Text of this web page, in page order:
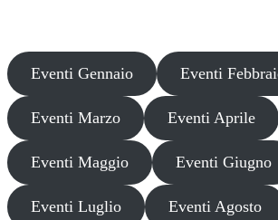
Eventi Gennaio Eventi
Eventi Marzo Eventi Aprile
Eventi Maggio Eventi Giugno
Eventi Luglio Eventi Agosto